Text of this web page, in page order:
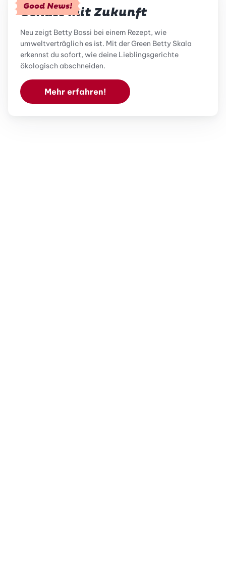
Good News!
Genuss mit Zukunft
Neu zeigt Betty Bossi bei einem Rezept, wie
umweltverträglich es ist. Mit der Green Betty Skala
erkennst du sofort, wie deine Lieblingsgerichte
ökologisch abschneiden.
Mehr erfahren!